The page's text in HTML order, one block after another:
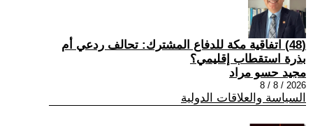
(48) اتفاقية مكة للدفاع المشترك: تحالف ردعي أم
بذرة استقطاب إقليمي؟
مجيد حسو مراد
2026 / 8 / 8
السياسة والعلاقات الدولية